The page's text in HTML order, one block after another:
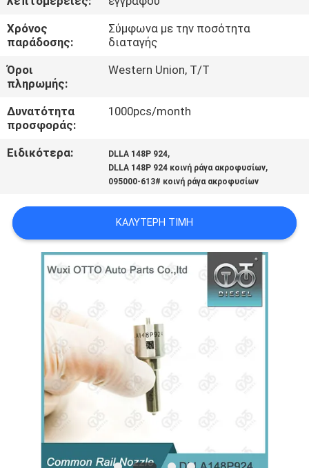
ΜΑΖΊ
ΜΑΣ
ΕΙΔΉΣΕΙΣ
ΥΠΟΘΈΣΕΙΣ
PRIVACY
POLICY
Χρόνος
παράδοσης:
Σύμφωνα με την ποσότητα
διαταγής
Όροι
πληρωμής:
Western Union, T/T
Δυνατότητα
προσφοράς:
1000pcs/month
Ειδικότερα: DLLA 148P 924,
DLLA 148P 924 κοινή ράγα ακροφυσίων,
095000-613# κοινή ράγα ακροφυσίων
ΚΑΛΎΤΕΡΗ ΤΙΜΉ